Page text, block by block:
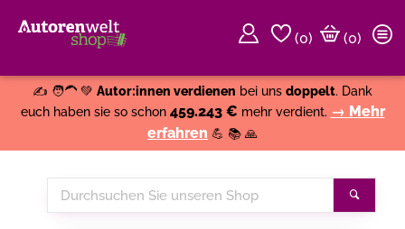
(0)
(0)
✍️ 🧑‍🦱 💚 Autor:innen verdienen bei uns doppelt. Dank
euch haben sie so schon 459.243 € mehr verdient. → Mehr
erfahren 💪 📚 🙏
Durchsuchen
Sie